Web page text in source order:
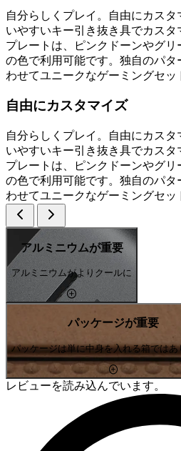
自分らしくプレイ。自由にカス
いやすいキー引き抜き具でカス
プレートは、ピンクドーンやグ
の色で利用可能です。独自のパ
わせてユニークなゲーミングセッ
自由にカスタマイズ
自分らしくプレイ。自由にカス
いやすいキー引き抜き具でカス
プレートは、ピンクドーンやグ
の色で利用可能です。独自のパ
わせてユニークなゲーミングセッ
アルミニウムが重要
アルミニウムがよりクールに
パッケージが重要
パッケージは単に中身を入れる箱ではあ
レビューを読み込んでいます。